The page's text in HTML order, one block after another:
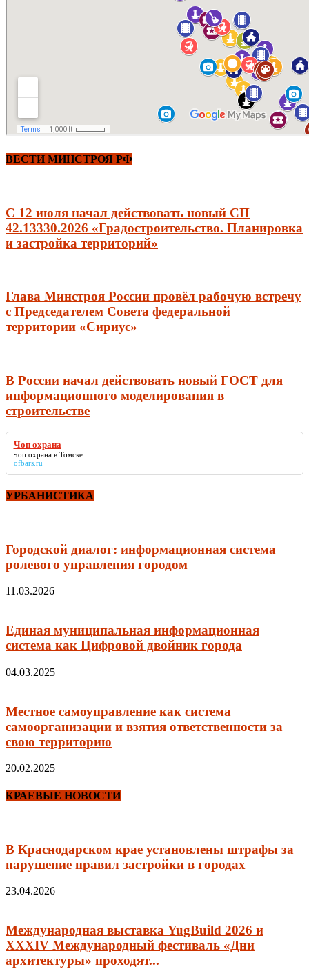
ВЕСТИ МИНСТРОЯ РФ
С 12 июля начал действовать новый СП
42.13330.2026 «Градостроительство. Планировка
и застройка территорий»
Глава Минстроя России провёл рабочую встречу
c Председателем Совета федеральной
территории «Сириус»
В России начал действовать новый ГОСТ для
информационного моделирования в
строительстве
Чоп охрана
чоп охранав Томске
ofbars.ru
УРБАНИСТИКА
Городской диалог: информационная система
ролевого управления городом
11.03.2026
Единая муниципальная информационная
система как Цифровой двойник города
04.03.2025
Местное самоуправление как система
самоорганизации и взятия ответственности за
свою территорию
20.02.2025
КРАЕВЫЕ НОВОСТИ
В Краснодарском крае установлены штрафы за
нарушение правил застройки в городах
23.04.2026
Международная выставка YugBuild 2026 и
XXXIV Международный фестиваль «Дни
архитектуры» проходят...